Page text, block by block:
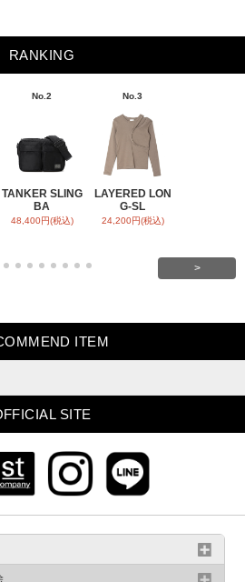
RANKING
No.2
TANKER SLING
BA
48,400円(税込)
No.3
LAYERED LON
G-SL
24,200円(税込)
>
ITEM
SITE